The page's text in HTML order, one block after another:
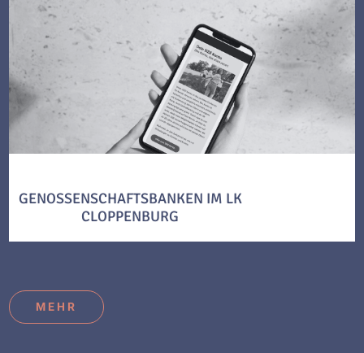
GENOSSENSCHAFTSBANKEN IM LK
CLOPPENBURG
MEHR